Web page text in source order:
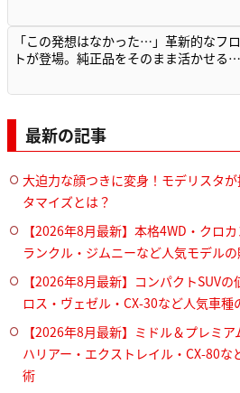
「この発想はなかった…」革新的なフ
トが登場。純正品をそのまま活かせる…
最新の記事
大迫力な顔つきに変身！モデリスタ
タマイズとは？
【2026年8月最新】本格4WD・クロ
ランクル・ジムニーなど人気モデル
【2026年8月最新】コンパクトSUV
ロス・ヴェゼル・CX-30など人気車
【2026年8月最新】ミドル＆プレミア
ハリアー・エクストレイル・CX-80な
術